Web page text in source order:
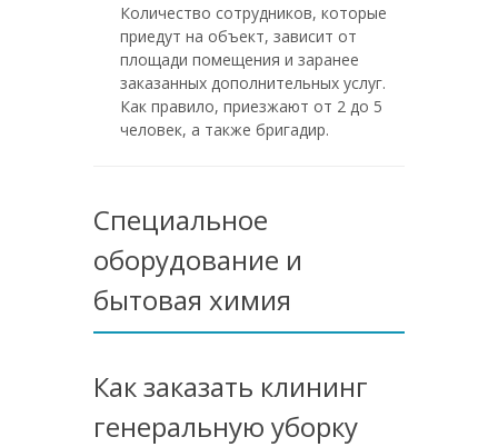
Количество сотрудников, которые
приедут на объект, зависит от
площади помещения и заранее
заказанных дополнительных услуг.
Как правило, приезжают от 2 до 5
человек, а также бригадир.
Специальное
оборудование и
бытовая химия
Как заказать клининг
генеральную уборку